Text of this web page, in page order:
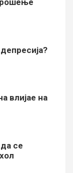
влијае на
се